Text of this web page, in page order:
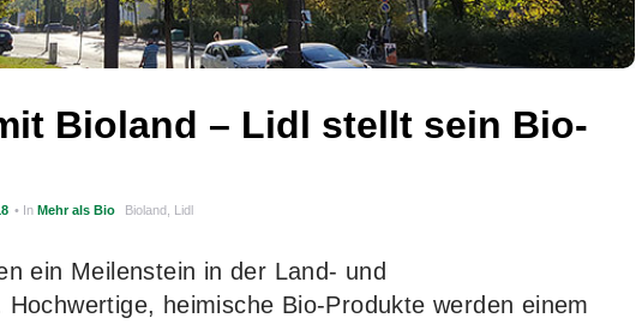
Bioland – Lidl stellt sein Bio-
• In Mehr als Bio Bioland Lidl
ein Meilenstein in der Land- und
heimische Bio-Produkte werden einem